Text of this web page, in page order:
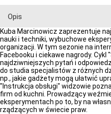
Opis
Kuba Marcinowicz zaprezentuje
nauki i techniki, wybuchowe
organizacji. W tym sezonie na
Facebooku i ciekawe nagrody.
najdziwniejszych pytań i
do studia specjalistów z różnych
np., jakie gadżety mogą ułatwić
"Instrukcja obsługi" widzowie
firm od kuchni. Prowadzący
eksperymentach po to, by na
rządzących w świecie praw.